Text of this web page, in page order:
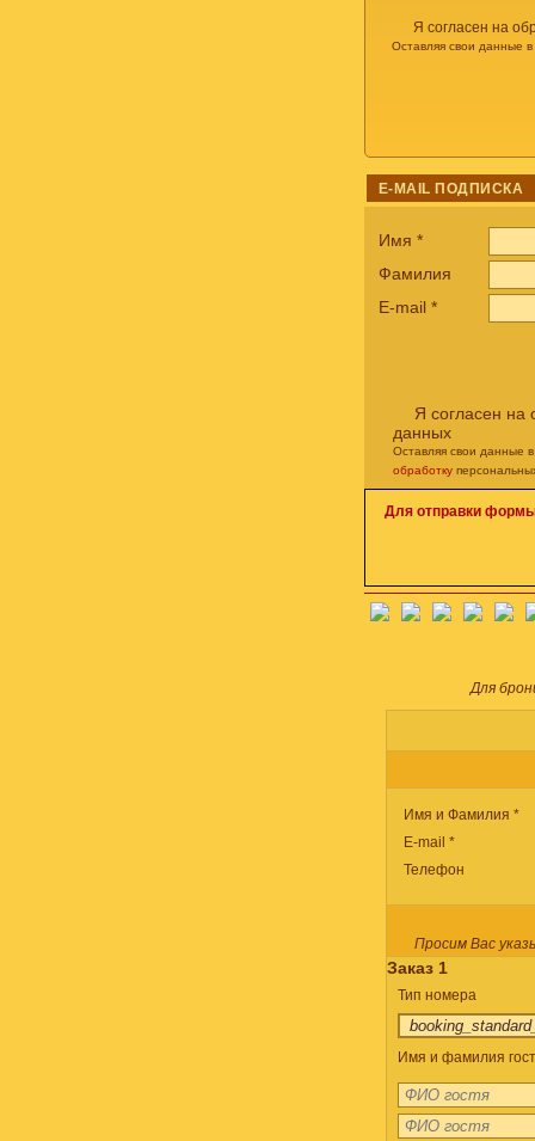
Я согласен на
Оставляя свои данные
E-MAIL ПОДПИСКА
Имя *
Фамилия
E-mail *
Я согласен на
данных
Оставляя свои данные
обработку
Для отправки
Для
Имя и Фамилия *
E-mail *
Телефон
Просим Вас
Заказ 1
Тип номера
Имя и фамилия